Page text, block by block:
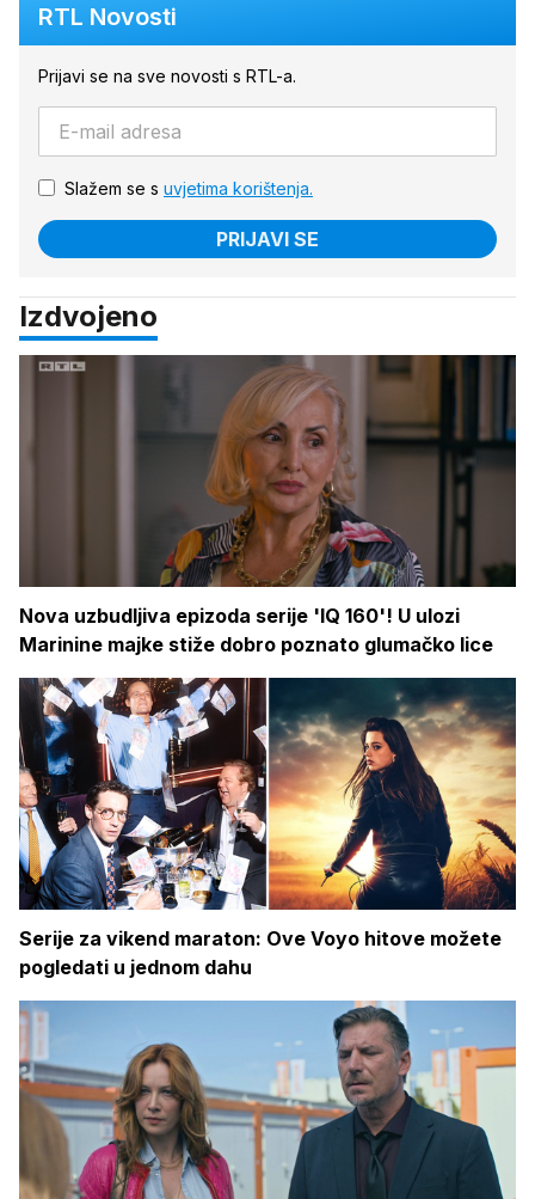
RTL Novosti
Prijavi se na sve novosti s RTL-a.
Slažem se s uvjetima korištenja.
PRIJAVI SE
Izdvojeno
Nova uzbudljiva epizoda serije 'IQ 160'! U ulozi
Marinine majke stiže dobro poznato glumačko lice
Serije za vikend maraton: Ove Voyo hitove možete
pogledati u jednom dahu